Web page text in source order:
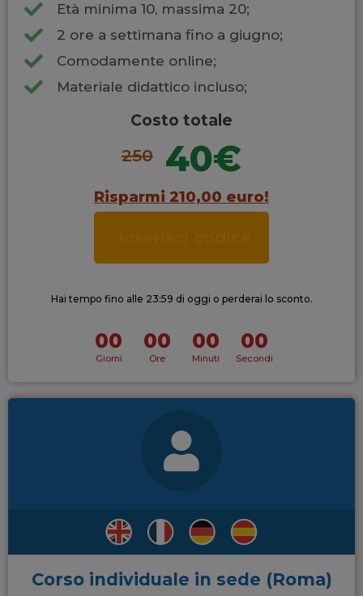
Età minima 10, massima 20;
2 ore a settimana fino a giugno;
Comodamente online;
Materiale didattico incluso;
Costo totale
250 40€
Risparmi 210,00 euro!
Hai tempo fino alle 23:59 di oggi o perderai lo sconto.
00
Giorni
00
Ore
00
Minuti
00
Secondi
Corso individuale in sede (Roma)